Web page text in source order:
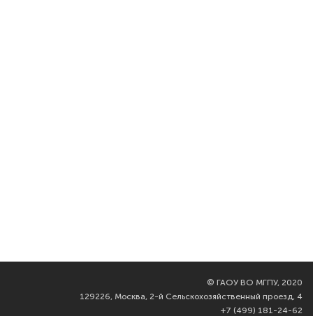
© ГАОУ ВО МГПУ, 2020
129226, Москва, 2-й Сельскохозяйственный проезд, 4
+7 (499) 181-24-62